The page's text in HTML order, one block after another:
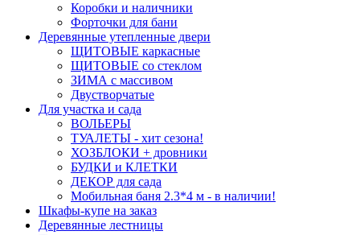
Коробки и наличники
Форточки для бани
Деревянные утепленные двери
ЩИТОВЫЕ каркасные
ЩИТОВЫЕ со стеклом
ЗИМА с массивом
Двустворчатые
Для участка и сада
ВОЛЬЕРЫ
ТУАЛЕТЫ - хит сезона!
ХОЗБЛОКИ + дровники
БУДКИ и КЛЕТКИ
ДЕКОР для сада
Мобильная баня 2.3*4 м - в наличии!
Шкафы-купе на заказ
Деревянные лестницы